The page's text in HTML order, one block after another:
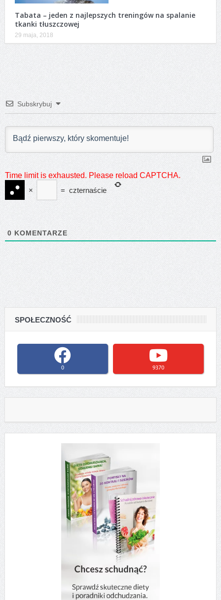
Tabata – jeden z najlepszych treningów na spalanie
tkanki tłuszczowej
29 maja, 2018
Subskrybuj
Time limit is exhausted. Please reload CAPTCHA.
×
= czternaście
0 KOMENTARZE
SPOŁECZNOŚĆ
0 9370